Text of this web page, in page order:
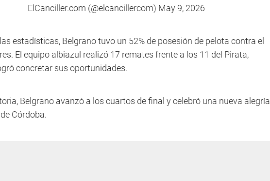
— ElCanciller.com (@elcancillercom) May 9, 2026
estadísticas, Belgrano tuvo un 52% de posesión de pelota contra el
El equipo albiazul realizó 17 remates frente a los 11 del Pirata,
concretar sus oportunidades.
Belgrano avanzó a los cuartos de final y celebró una nueva alegría
Córdoba.